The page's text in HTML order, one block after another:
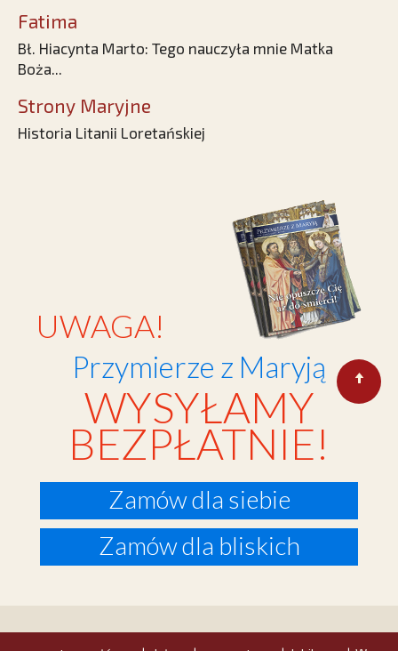
Fatima
Bł. Hiacynta Marto: Tego nauczyła mnie Matka
Boża...
Strony Maryjne
Historia Litanii Loretańskiej
UWAGA!
Przymierze z Maryją
WYSYŁAMY
BEZPŁATNIE!
Zamów dla siebie
Zamów dla bliskich